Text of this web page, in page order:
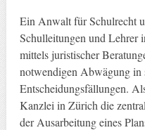
Ein Anwalt für Schulrecht
Schulleitungen und Lehrer
mittels juristischer
notwendigen Abwägung in
Entscheidungsfällungen.
Kanzlei in Zürich die
der Ausarbeitung eines